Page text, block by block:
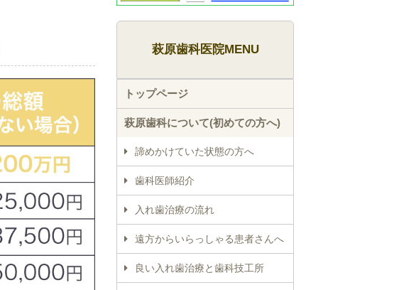
萩原歯科医院MENU
トップページ
萩原歯科について(初めての方へ)
諦めかけていた状態の方へ
歯科医師紹介
入れ歯治療の流れ
遠方からいらっしゃる患者さんへ
良い入れ歯治療と歯科技工所